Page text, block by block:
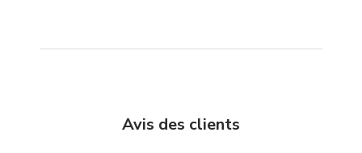
Avis des clients